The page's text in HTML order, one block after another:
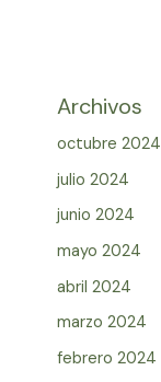
Archivos
octubre 2024
julio 2024
junio 2024
mayo 2024
abril 2024
marzo 2024
febrero 2024